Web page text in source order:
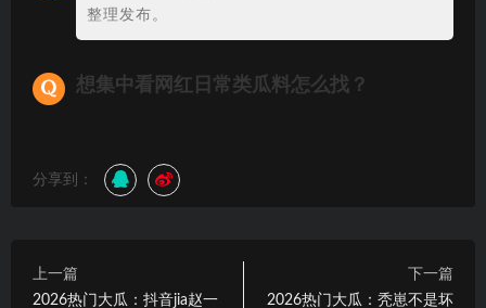
整理发布。
想集中看网红日常类瓜料怎么找？
分享到：
上一篇
2026热门大瓜：抖音jia赵一
下一篇
2026热门大瓜：秃崽不是坏